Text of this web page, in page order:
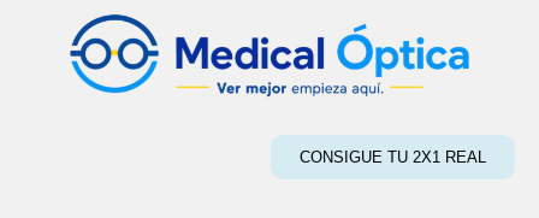
CONSIGUE TU 2X1 REAL